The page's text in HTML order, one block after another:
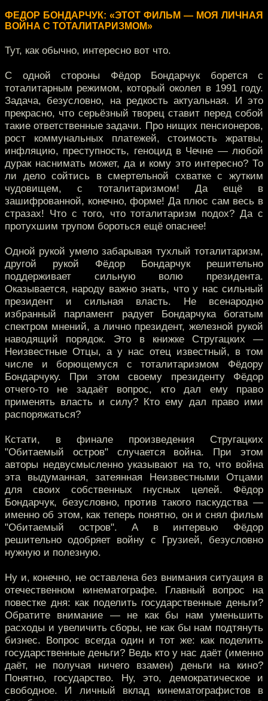
ФЕДОР БОНДАРЧУК: «ЭТОТ ФИЛЬМ — МОЯ ЛИЧНАЯ
ВОЙНА С ТОТАЛИТАРИЗМОМ»
Тут, как обычно, интересно вот что.
С одной стороны Фёдор Бондарчук борется с
тоталитарным режимом, который околел в 1991 году.
Задача, безусловно, на редкость актуальная. И это
прекрасно, что серьёзный творец ставит перед собой
такие ответственные задачи. Про нищих пенсионеров,
рост коммунальных платежей, стоимость жратвы,
инфляцию, преступность, геноцид в Чечне — любой
дурак наснимать может, да и кому это интересно? То
ли дело сойтись в смертельной схватке с жутким
чудовищем, с тоталитаризмом! Да ещё в
зашифрованной, конечно, форме! Да плюс сам весь в
стразах! Что с того, что тоталитаризм подох? Да с
протухшим трупом бороться ещё опаснее!
Одной рукой умело забарывая тухлый тоталитаризм,
другой рукой Фёдор Бондарчук решительно
поддерживает сильную волю президента.
Оказывается, народу важно знать, что у нас сильный
президент и сильная власть. Не всенародно
избранный парламент радует Бондарчука богатым
спектром мнений, а лично президент, железной рукой
наводящий порядок. Это в книжке Стругацких —
Неизвестные Отцы, а у нас отец известный, в том
числе и борющемуся с тоталитаризмом Фёдору
Бондарчуку. При этом своему президенту Фёдор
отчего-то не задаёт вопрос, кто дал ему право
применять власть и силу? Кто ему дал право ими
распоряжаться?
Кстати, в финале произведения Стругацких
"Обитаемый остров" случается война. При этом
авторы недвусмысленно указывают на то, что война
эта выдуманная, затеянная Неизвестными Отцами
для своих собственных гнусных целей. Фёдор
Бондарчук, безусловно, против такого паскудства —
именно об этом, как теперь понятно, он и снял фильм
"Обитаемый остров". А в интервью Фёдор
решительно одобряет войну с Грузией, безусловно
нужную и полезную.
Ну и, конечно, не оставлена без внимания ситуация в
отечественном кинематографе. Главный вопрос на
повестке дня: как поделить государственные деньги?
Обратите внимание — не как бы нам уменьшить
расходы и увеличить сборы, не как бы нам подтянуть
бизнес. Вопрос всегда один и тот же: как поделить
государственные деньги? Ведь кто у нас даёт (именно
даёт, не получая ничего взамен) деньги на кино?
Понятно, государство. Ну, это, демократическое и
свободное. И личный вклад кинематографистов в